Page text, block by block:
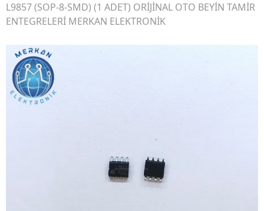
L9857 (SOP-8-SMD) (1 ADET) ORİJİNAL OTO BEYİN TAMİR
ENTEGRELERİ MERKAN ELEKTRONİK